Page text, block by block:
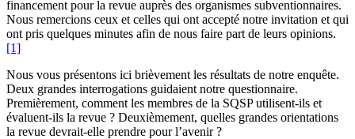
financement pour la revue auprès des organismes subventionnaires.
Nous remercions ceux et celles qui ont accepté notre invitation et qui
ont pris quelques minutes afin de nous faire part de leurs opinions.
[1]
Nous vous présentons ici brièvement les résultats de notre enquête.
Deux grandes interrogations guidaient notre questionnaire.
Premièrement, comment les membres de la SQSP utilisent-ils et
évaluent-ils la revue ? Deuxièmement, quelles grandes orientations
la revue devrait-elle prendre pour l’avenir ?